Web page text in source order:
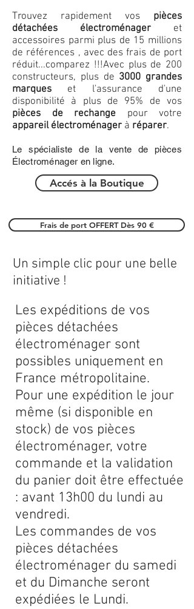
Trouvez rapidement vos pièces
détachées électroménager et
accessoires parmi plus de 15 millions
de références , avec des frais de port
réduit...comparez !!!Avec plus de 200
constructeurs, plus de 3000 grandes
marques et l'assurance d'une
disponibilité à plus de 95% de vos
pièces de rechange pour votre
appareil électroménager à réparer.
Le spécialiste de la vente de pièces
Électroménager en ligne.
Accés à la Boutique
Frais de port OFFERT Dès 90 €
Les expéditions de vos
pièces détachées
électroménager sont
possibles uniquement en
France métropolitaine.
Pour une expédition le jour
même (si disponible en
stock) de vos pièces
électroménager, votre
commande et la validation
du panier doit être effectuée
: avant 13h00 du lundi au
vendredi.
Les commandes de vos
pièces détachées
électroménager du samedi
et du Dimanche seront
expédiées le Lundi.
Un simple clic pour une belle
initiative !